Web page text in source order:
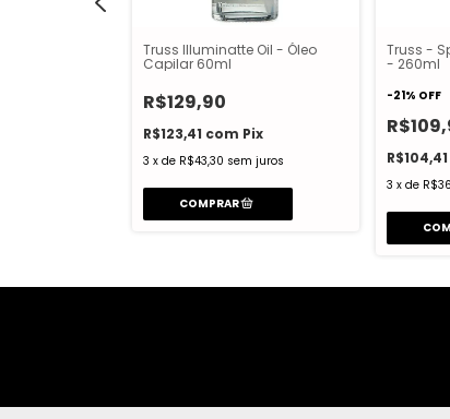
Truss Illuminatte Oil - Óleo
Capilar 60ml
R$129,90
R$123,41 com Pix
3 x de R$43,30 sem juros
Truss -
- 260ml
-21% OFF
R$104,41
3 xde